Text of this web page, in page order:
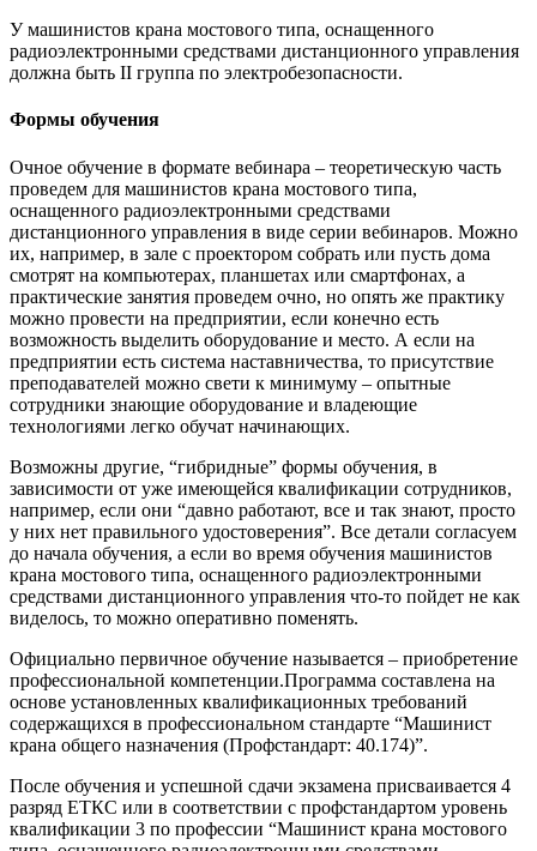
У машинистов крана мостового типа, оснащенного
радиоэлектронными средствами дистанционного управления
должна быть II группа по электробезопасности.
Формы обучения
Очное обучение в формате вебинара – теоретическую часть
проведем для машинистов крана мостового типа,
оснащенного радиоэлектронными средствами
дистанционного управления в виде серии вебинаров. Можно
их, например, в зале с проектором собрать или пусть дома
смотрят на компьютерах, планшетах или смартфонах, а
практические занятия проведем очно, но опять же практику
можно провести на предприятии, если конечно есть
возможность выделить оборудование и место. А если на
предприятии есть система наставничества, то присутствие
преподавателей можно свети к минимуму – опытные
сотрудники знающие оборудование и владеющие
технологиями легко обучат начинающих.
Возможны другие, “гибридные” формы обучения, в
зависимости от уже имеющейся квалификации сотрудников,
например, если они “давно работают, все и так знают, просто
у них нет правильного удостоверения”. Все детали согласуем
до начала обучения, а если во время обучения машинистов
крана мостового типа, оснащенного радиоэлектронными
средствами дистанционного управления что-то пойдет не как
виделось, то можно оперативно поменять.
Официально первичное обучение называется – приобретение
профессиональной компетенции.Программа составлена на
основе установленных квалификационных требований
содержащихся в профессиональном стандарте “Машинист
крана общего назначения (Профстандарт: 40.174)”.
После обучения и успешной сдачи экзамена присваивается 4
разряд ЕТКС или в соответствии с профстандартом уровень
квалификации 3 по профессии “Машинист крана мостового